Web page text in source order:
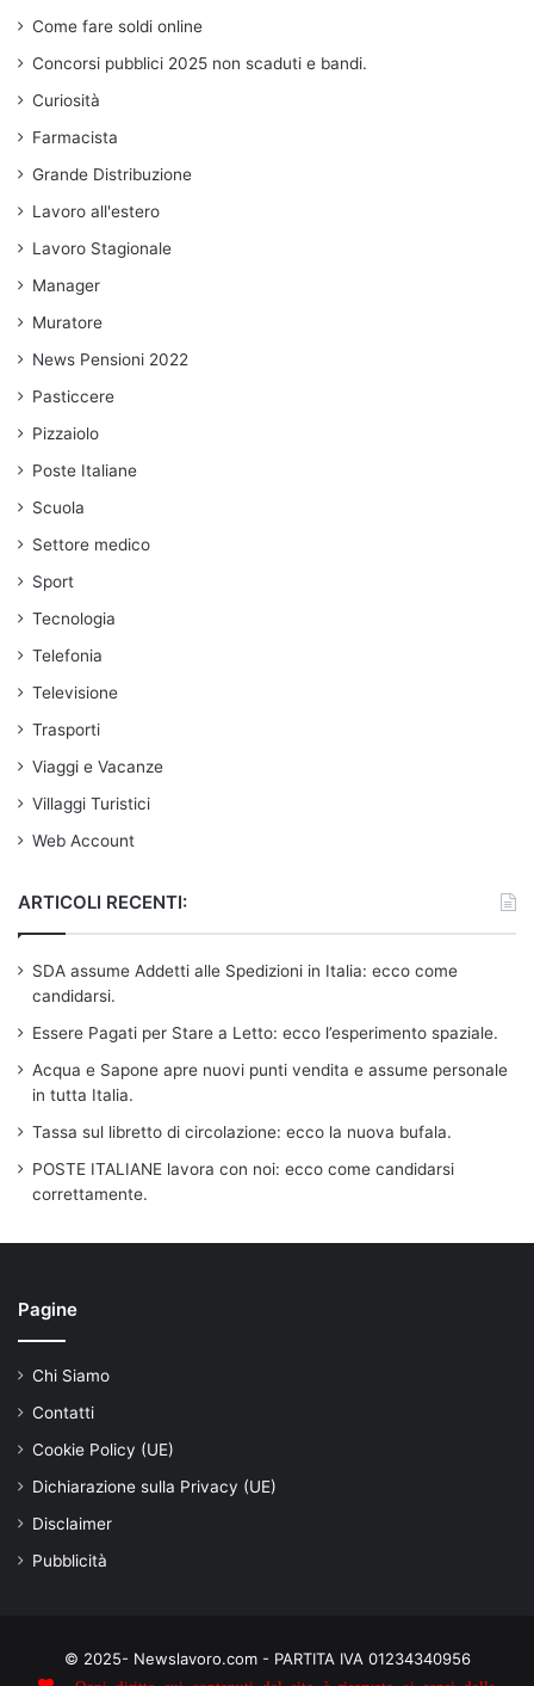
Come fare soldi online
Concorsi pubblici 2025 non scaduti e bandi.
Curiosità
Farmacista
Grande Distribuzione
Lavoro all'estero
Lavoro Stagionale
Manager
Muratore
News Pensioni 2022
Pasticcere
Pizzaiolo
Poste Italiane
Scuola
Settore medico
Sport
Tecnologia
Telefonia
Televisione
Trasporti
Viaggi e Vacanze
Villaggi Turistici
Web Account
ARTICOLI RECENTI:
SDA assume Addetti alle Spedizioni in Italia: ecco come
candidarsi.
Essere Pagati per Stare a Letto: ecco l’esperimento spaziale.
Acqua e Sapone apre nuovi punti vendita e assume personale
in tutta Italia.
Tassa sul libretto di circolazione: ecco la nuova bufala.
POSTE ITALIANE lavora con noi: ecco come candidarsi
correttamente.
Pagine
Chi Siamo
Contatti
Cookie Policy (UE)
Dichiarazione sulla Privacy (UE)
Disclaimer
Pubblicità
© 2025- Newslavoro.com - PARTITA IVA 01234340956